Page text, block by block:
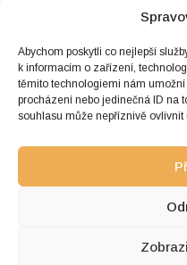
Abychom poskytli co nejlepší
k informacím o zařízení,
těmito technologiemi nám
procházení nebo jedinečná ID na
souhlasu může nepříznivě ovlivnit
Ochrana osobních
Reklamační řád
Formulář pro
Copyright ®